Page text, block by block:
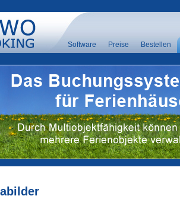
Software Preise Bestellen